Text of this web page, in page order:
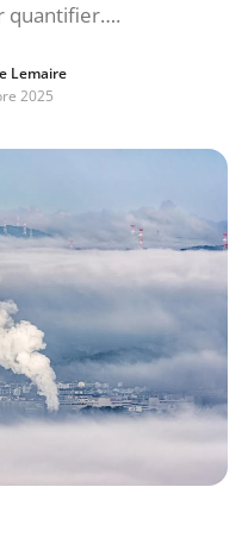
quantifier….
Lemaire
2025